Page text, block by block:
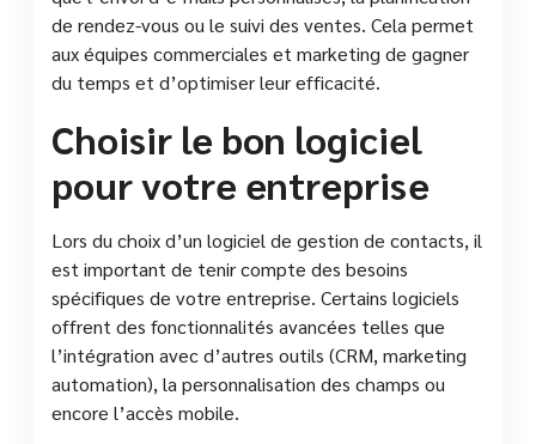
de rendez-vous ou le suivi des ventes. Cela permet
aux équipes commerciales et marketing de gagner
du temps et d’optimiser leur efficacité.
Choisir le bon logiciel
pour votre entreprise
Lors du choix d’un logiciel de gestion de contacts, il
est important de tenir compte des besoins
spécifiques de votre entreprise. Certains logiciels
offrent des fonctionnalités avancées telles que
l’intégration avec d’autres outils (CRM, marketing
automation), la personnalisation des champs ou
encore l’accès mobile.